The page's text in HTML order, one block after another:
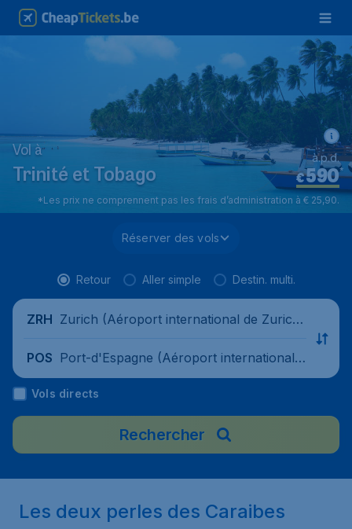
Vol à
Trinité et Tobago €590*
à.p.d.
*Les prix ne comprennent pas les frais d’administration à € 25,90.
Réserver des vols
Retour Aller simple Destin. multi.
ZRH Zurich (Aéroport international de Zuric
POS Port-d'Espagne (Aéroport international d
e Piarco), Trinité-et-Tobago
Vols directs
Rechercher
Les deux perles des Caraibes